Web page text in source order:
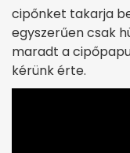
cipőnket takarja
egyszerűen csak
maradt a
kérünk érte.